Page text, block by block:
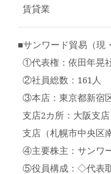
賃貸業
■サンワード貿易（現
①代表権：依田年晃
②社員総数：161人
③本店：東京都新宿
支店2カ所：大阪支
支店（札幌市中央区
④主要株主：サンワ
⑤役員構成：◇代表